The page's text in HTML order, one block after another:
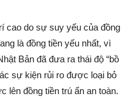
cao do sự suy yếu của đồng
là đồng tiền yếu nhất, vì
Bản đã đưa ra thái độ “bồ
sự kiện rủi ro được loại bỏ
lên đồng tiền trú ẩn an toàn.